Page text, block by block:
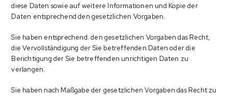
diese Daten sowie auf weitere Informationen und Kopie der
Daten entsprechend den gesetzlichen Vorgaben.
Sie haben entsprechend. den gesetzlichen Vorgaben das Recht,
die Vervollständigung der Sie betreffenden Daten oder die
Berichtigung der Sie betreffenden unrichtigen Daten zu
verlangen.
Sie haben nach Maßgabe der gesetzlichen Vorgaben das Recht zu